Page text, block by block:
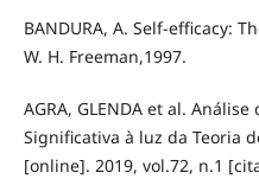
BANDURA, A. Self-efficacy:
W. H. Freeman,1997.
AGRA, GLENDA et al.
Significativa à luz da Teoria
[online]. 2019, vol.72, n.1